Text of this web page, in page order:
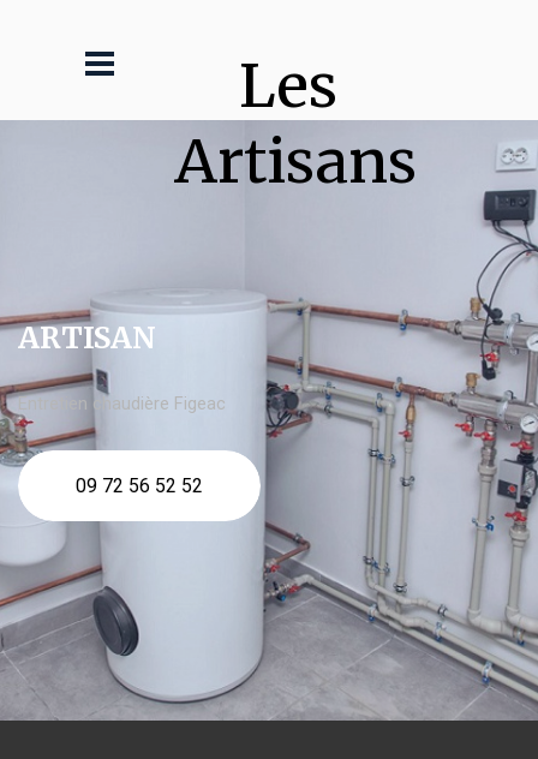
Les
Artisans
ARTISAN
Entretien chaudière Figeac
09 72 56 52 52